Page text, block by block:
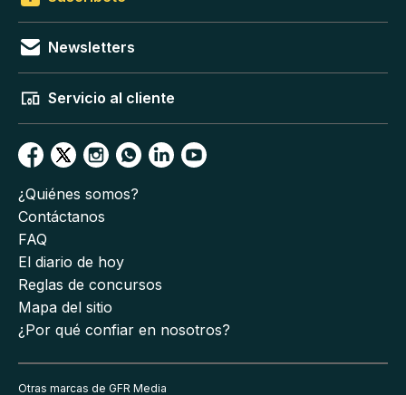
Newsletters
Servicio al cliente
¿Quiénes somos?
Contáctanos
FAQ
El diario de hoy
Reglas de concursos
Mapa del sitio
¿Por qué confiar en nosotros?
Otras marcas de GFR Media